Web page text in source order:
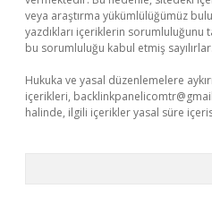
veya araştırma yükümlülüğümüz
yazdıkları içeriklerin sorumluluğunu
bu sorumluluğu kabul etmiş sayılırlar.
Hukuka ve yasal düzenlemelere
içerikleri,
halinde, ilgili içerikler yasal süre